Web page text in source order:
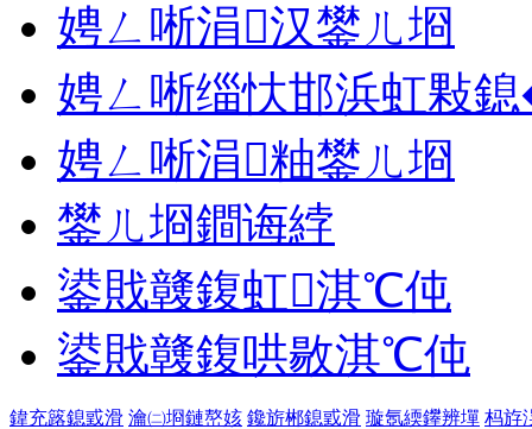
娉ㄥ唽涓汉鐢ㄦ埛
娉ㄥ唽缁忕邯浜虹敤
娉ㄥ唽涓粙鐢ㄦ埛
鐢ㄦ埛鐧诲綍
鍙戝竷鍑虹淇℃伅
鍙戝竷鍑哄敭淇℃伅
鍏充簬鎴戜滑 瀹㈡埛鏈嶅姟 鑱旂郴鎴戜滑 璇氬緛鑻辨墠 杩斿